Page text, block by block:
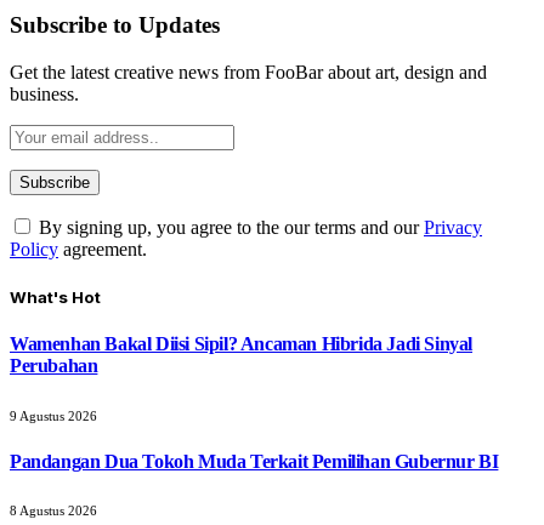
Subscribe to Updates
Get the latest creative news from FooBar about art, design and
business.
By signing up, you agree to the our terms and ourPrivacy
Policy agreement.
What's Hot
Wamenhan Bakal Diisi Sipil? Ancaman Hibrida Jadi Sinyal
Perubahan
9 Agustus 2026
Pandangan Dua Tokoh Muda Terkait Pemilihan Gubernur BI
8 Agustus 2026